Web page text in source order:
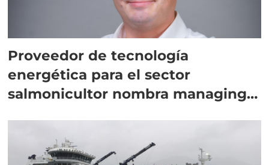
Proveedor de tecnología
energética para el sector
salmonicultor nombra managing